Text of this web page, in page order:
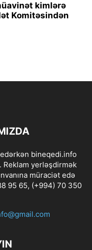
kimlərə
Komitəsindən
bineqedi.info
Reklam yerləşdirmək
müraciət edə
95 65, (+994) 70 350